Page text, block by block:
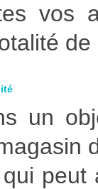
vos
un
peut